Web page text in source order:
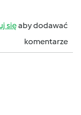
sięaby dodawać
komentarze